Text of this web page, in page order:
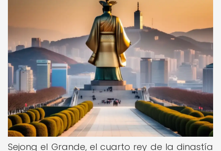
Sejong el Grande, el cuarto rey de la dinastía